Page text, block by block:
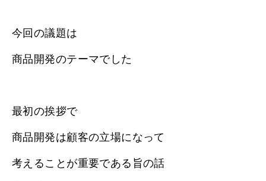
今回の議題は
商品開発のテーマでした
最初の挨拶で
商品開発は顧客の立場になって
考えることが重要である旨の話